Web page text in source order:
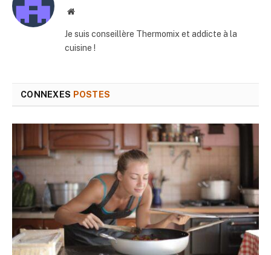
Site
Je suis conseillère Thermomix et addicte à la
cuisine !
CONNEXES POSTES